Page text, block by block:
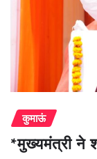
कुमाऊं
*मुख्यमंत्री ने